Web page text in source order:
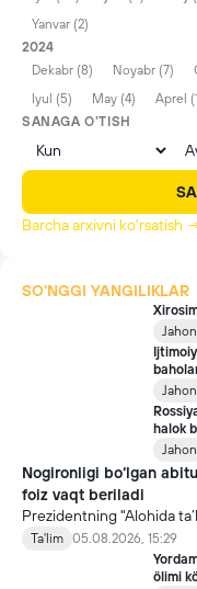
Yanvar (2)
2024
Dekabr (8)
Noyabr (7)
Iyul (5)
May (4) Aprel
SANAGA O'TISH
Barcha arxivni ko'rsatish
SO'NGGI YANGILIKLAR
Jahon
Jahon
halok
Jahon
Nogironligi bo‘lgan
foiz vaqt beriladi
Prezidentning "Alohida
ijtimoiy xizmatlar bilan
bo‘yicha qo‘shimcha
inklyuziv ta’lim sohasida
Ta'lim 05.08.2026, 15:29
ölimi